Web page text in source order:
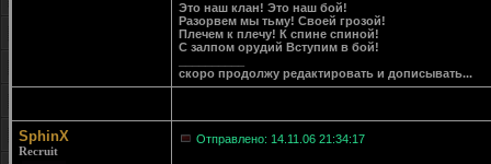
Это наш клан! Это наш бой!
Разорвем мы тьму! Своей грозой!
Плечем к плечу! К спине спиной!
С залпом орудий Вступим в бой!
скоро продолжу редактировать и дописывать...
SphinX
Recruit
Отправлено: 14.11.06 21:34:17